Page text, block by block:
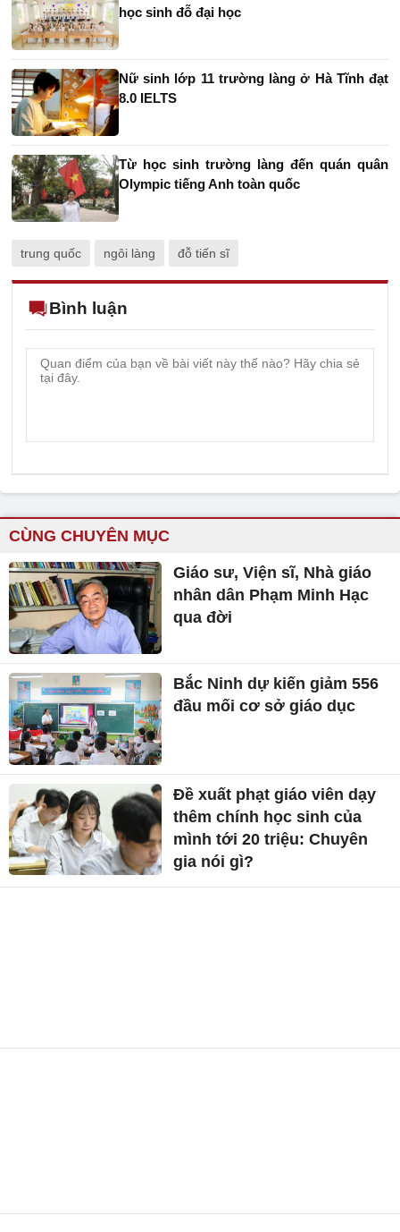
học sinh đỗ đại học
Nữ sinh lớp 11 trường làng ở Hà Tĩnh đạt
8.0 IELTS
Từ học sinh trường làng đến quán quân
Olympic tiếng Anh toàn quốc
trung quốc ngôi làng đỗ tiến sĩ
Bình luận
CÙNG CHUYÊN MỤC
Giáo sư, Viện sĩ, Nhà giáo
nhân dân Phạm Minh Hạc
qua đời
Bắc Ninh dự kiến giảm 556
đầu mối cơ sở giáo dục
Đề xuất phạt giáo viên dạy
thêm chính học sinh của
mình tới 20 triệu: Chuyên
gia nói gì?